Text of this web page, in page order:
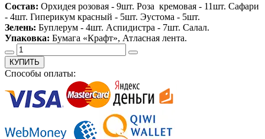
Состав: Орхидея розовая - 9шт. Роза кремовая - 11шт. Сафари
- 4шт. Гиперикум красный - 5шт. Эустома - 5шт.
Зелень: Буплерум - 4шт. Аспидистра - 7шт. Салал.
Упаковка: Бумага «Крафт», Атласная лента.
КУПИТЬ
Способы оплаты: